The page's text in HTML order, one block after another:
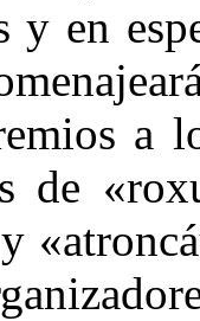
y en
a
de